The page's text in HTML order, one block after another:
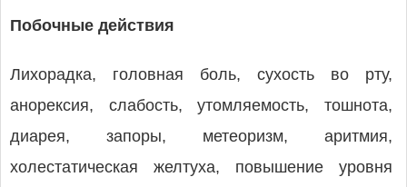
Побочные действия
Лихорадка, головная боль, сухость во рту,
анорексия, слабость, утомляемость, тошнота,
диарея, запоры, метеоризм, аритмия,
холестатическая желтуха, повышение уровня